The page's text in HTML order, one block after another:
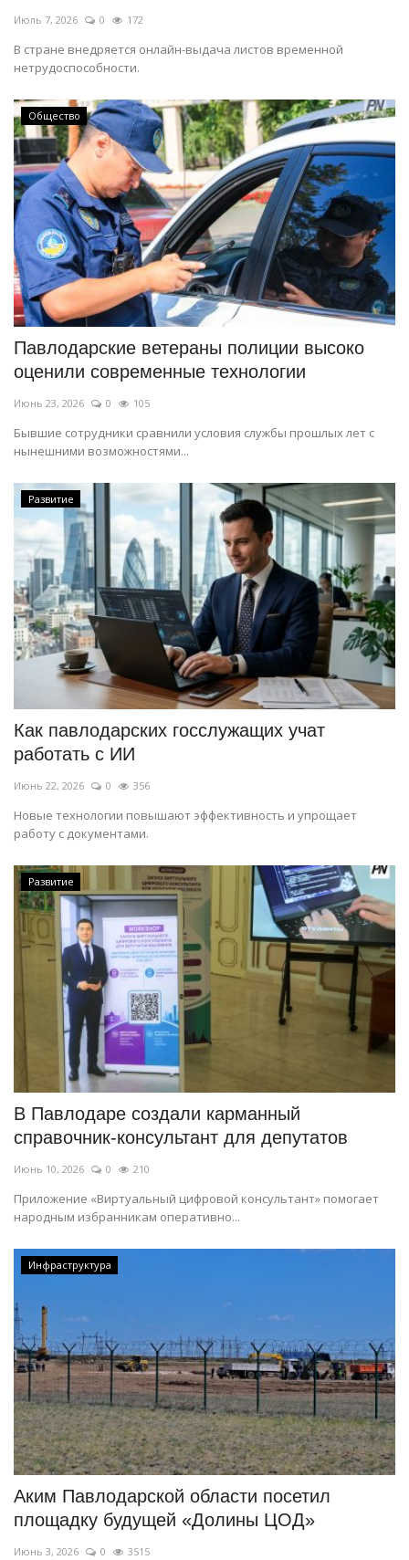
Июль 7, 2026 0 172
В стране внедряется онлайн-выдача листов временной
нетрудоспособности.
Общество
Павлодарские ветераны полиции высоко
оценили современные технологии
Июнь 23, 2026 0 105
Бывшие сотрудники сравнили условия службы прошлых лет с
нынешними возможностями...
Развитие
Как павлодарских госслужащих учат
работать с ИИ
Июнь 22, 2026 0 356
Новые технологии повышают эффективность и упрощает
работу с документами.
Развитие
В Павлодаре создали карманный
справочник-консультант для депутатов
Июнь 10, 2026 0 210
Приложение «Виртуальный цифровой консультант» помогает
народным избранникам оперативно...
Инфраструктура
Аким Павлодарской области посетил
площадку будущей «Долины ЦОД»
Июнь 3, 2026 0 3515